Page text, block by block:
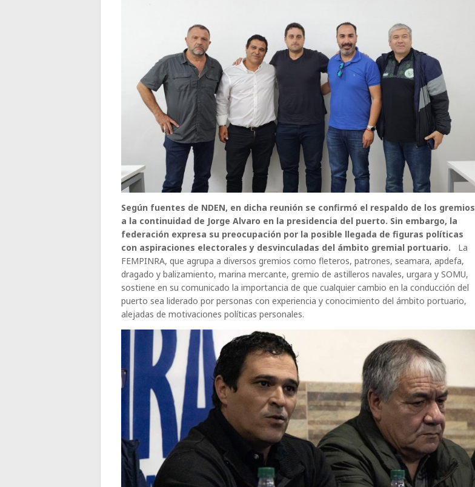
Según fuentes de NDEN, en dicha reunión se confirmó el respaldo de los gremios
a la continuidad de Jorge Alvaro en la presidencia del puerto. Sin embargo, la
federación expresa su preocupación por la posible llegada de figuras políticas
con aspiraciones electorales y desvinculadas del ámbito gremial portuario. La
FEMPINRA, que agrupa a diversos gremios como fleteros, patrones, seamara, apdefa,
dragado y balizamiento, marina mercante, gremio de astilleros navales, urgara y SOMU,
sostiene en su comunicado la importancia de que cualquier cambio en la conducción del
puerto sea liderado por personas con experiencia y conocimiento del ámbito portuario,
alejadas de motivaciones políticas personales.